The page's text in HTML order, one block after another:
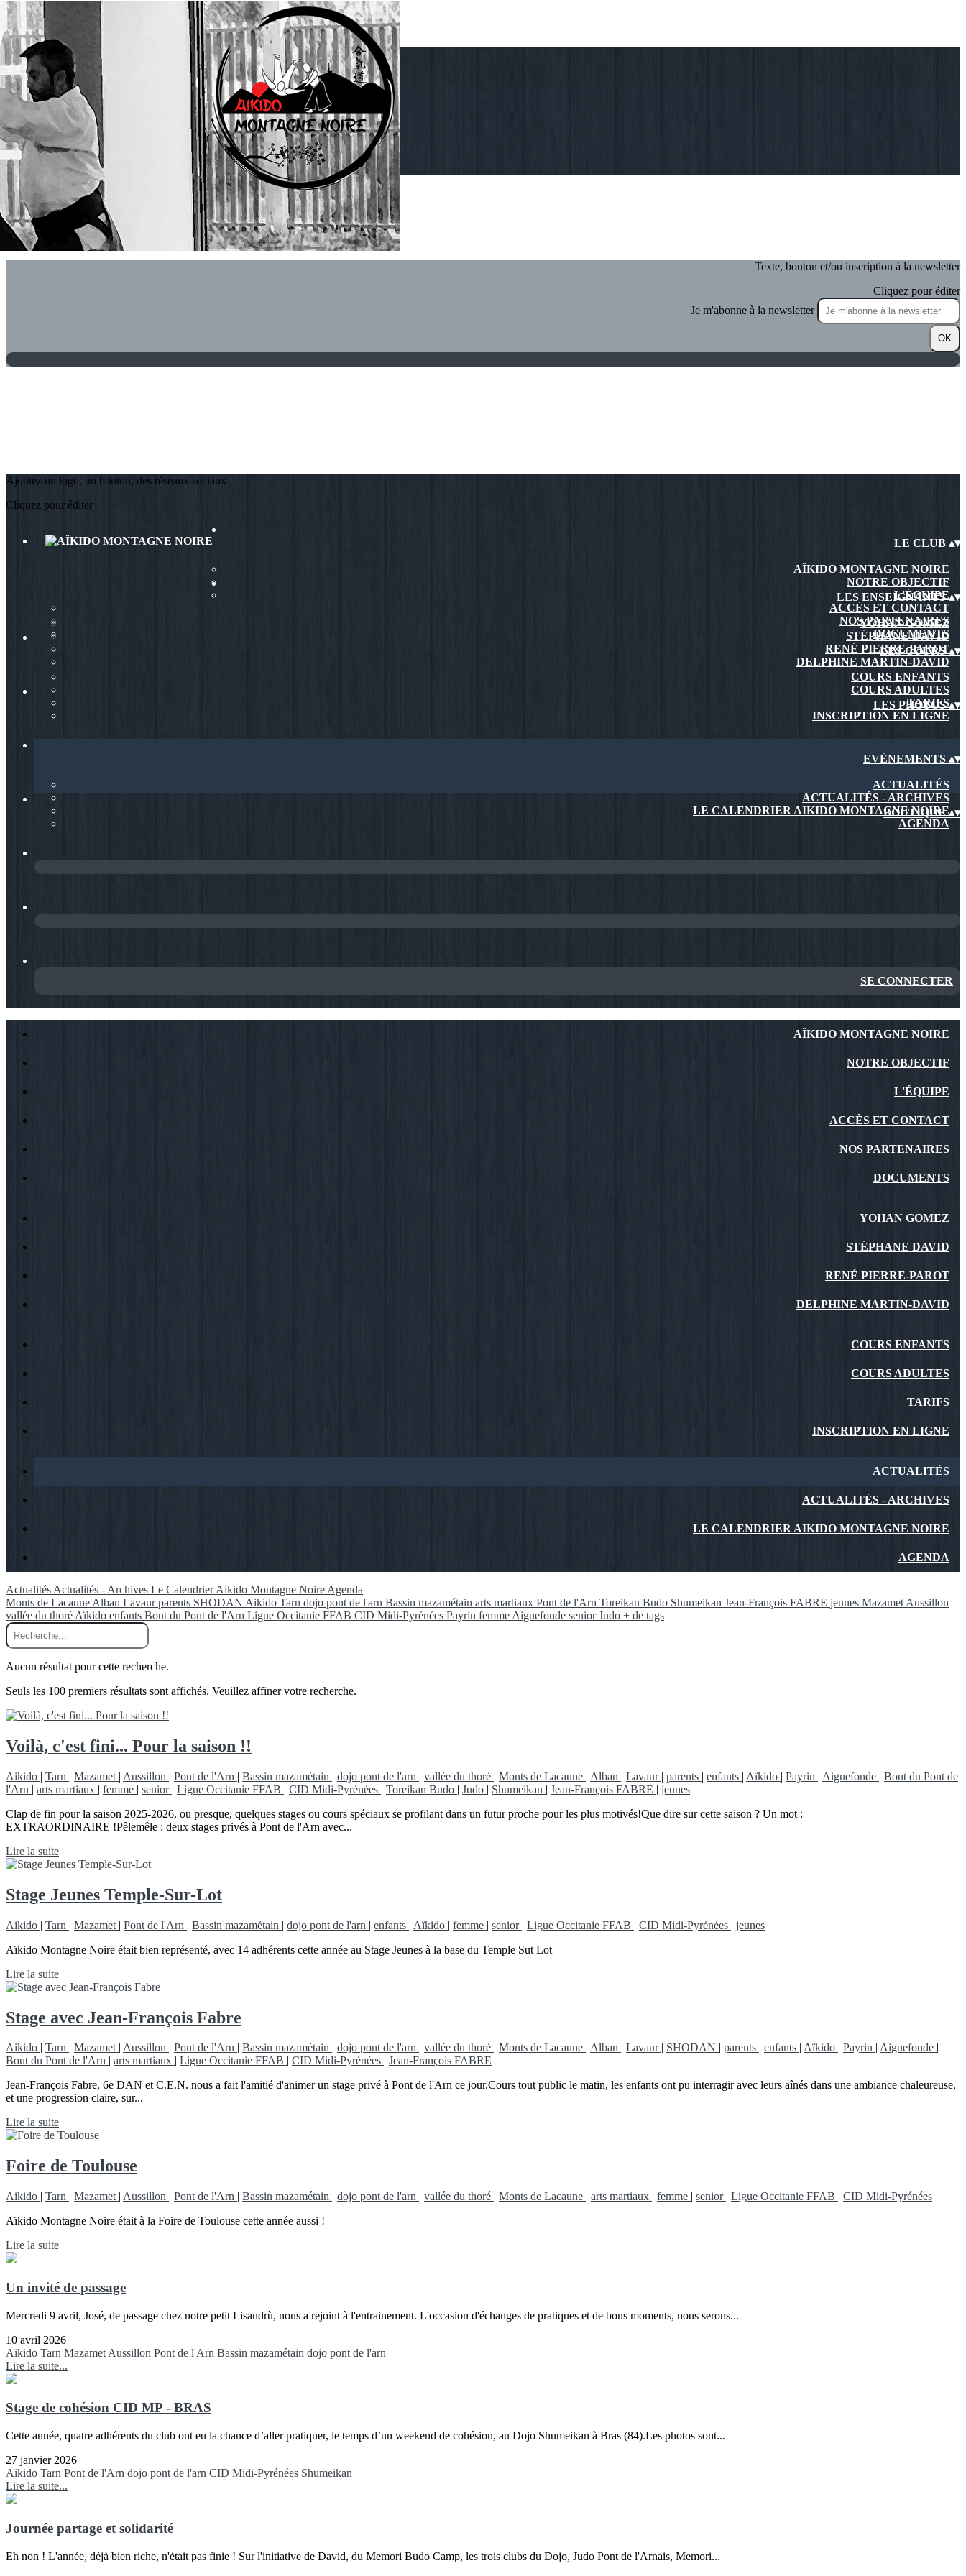
Exporter les lignes sélectionnées
Exporter toutes les colonnes
Exporter uniquement les colonnes affichées
Menu
<
Actualités
Actualités - Archives
Le Calendrier Aikido Montagne Noire
Agenda
?>
Images de la page d'accueil
Cliquez pour éditer
Texte, bouton et/ou inscription à la newsletter
Cliquez pour éditer
Je m'abonne à la newsletter
OK
Ajoutez un logo, un bouton, des réseaux sociaux
Cliquez pour éditer
LE CLUB ▴▾
AÏKIDO MONTAGNE NOIRE
NOTRE OBJECTIF
L'ÉQUIPE
ACCÈS ET CONTACT
NOS PARTENAIRES
DOCUMENTS
LES ENSEIGNANTS▴▾
YOHAN GOMEZ
STÉPHANE DAVID
RENÉ PIERRE-PAROT
DELPHINE MARTIN-DAVID
LES COURS▴▾
COURS ENFANTS
COURS ADULTES
TARIFS
INSCRIPTION EN LIGNE
LES PHOTOS▴▾
EVÈNEMENTS ▴▾
ACTUALITÉS
ACTUALITÉS - ARCHIVES
LE CALENDRIER AIKIDO MONTAGNE NOIRE
AGENDA
BOUTIQUE▴▾
SE CONNECTER
AÏKIDO MONTAGNE NOIRE
NOTRE OBJECTIF
L'ÉQUIPE
ACCÈS ET CONTACT
NOS PARTENAIRES
DOCUMENTS
YOHAN GOMEZ
STÉPHANE DAVID
RENÉ PIERRE-PAROT
DELPHINE MARTIN-DAVID
COURS ENFANTS
COURS ADULTES
TARIFS
INSCRIPTION EN LIGNE
ACTUALITÉS
ACTUALITÉS - ARCHIVES
LE CALENDRIER AIKIDO MONTAGNE NOIRE
AGENDA
Actualités Actualités - Archives Le Calendrier Aikido Montagne Noire Agenda
Monts de Lacaune Alban Lavaurparents SHODAN Aikido Tarn dojo pont de l'arn Bassin mazamétain arts martiaux Pont de l'Arn Toreikan Budo Shumeikan Jean-François FABRE jeunes Mazamet Aussillon
vallée du thoré Aïkido enfants Bout du Pont de l'Arn Ligue Occitanie FFAB CID Midi-Pyrénées Payrin femme Aiguefonde seniorJudo + de tags
Aucun résultat pour cette recherche.
Seuls les 100 premiers résultats sont affichés. Veuillez affiner votre recherche.
Voilà, c'est fini... Pour la saison !!
Aikido | Tarn | Mazamet | Aussillon | Pont de l'Arn | Bassin mazamétain | dojo pont de l'arn | vallée du thoré | Monts de Lacaune | Alban | Lavaur | parents | enfants | Aïkido | Payrin | Aiguefonde | Bout du Pont de
l'Arn | arts martiaux | femme | senior | Ligue Occitanie FFAB | CID Midi-Pyrénées | Toreikan Budo | Judo | Shumeikan | Jean-François FABRE | jeunes
Clap de fin pour la saison 2025-2026, ou presque, quelques stages ou cours spéciaux se profilant dans un futur proche pour les plus motivés!Que dire sur cette saison ? Un mot :
EXTRAORDINAIRE !Pêlemêle : deux stages privés à Pont de l'Arn avec...
Lire la suite
Stage Jeunes Temple-Sur-Lot
Aikido | Tarn | Mazamet | Pont de l'Arn | Bassin mazamétain | dojo pont de l'arn | enfants | Aïkido | femme | senior | Ligue Occitanie FFAB | CID Midi-Pyrénées | jeunes
Aïkido Montagne Noire était bien représenté, avec 14 adhérents cette année au Stage Jeunes à la base du Temple Sut Lot
Lire la suite
Stage avec Jean-François Fabre
Aikido | Tarn | Mazamet | Aussillon | Pont de l'Arn | Bassin mazamétain | dojo pont de l'arn | vallée du thoré | Monts de Lacaune | Alban | Lavaur | SHODAN | parents | enfants | Aïkido | Payrin | Aiguefonde |
Bout du Pont de l'Arn | arts martiaux | Ligue Occitanie FFAB | CID Midi-Pyrénées | Jean-François FABRE
Jean-François Fabre, 6e DAN et C.E.N. nous a fait l'amitié d'animer un stage privé à Pont de l'Arn ce jour.Cours tout public le matin, les enfants ont pu interragir avec leurs aînés dans une ambiance chaleureuse,
et une progression claire, sur...
Lire la suite
Foire de Toulouse
Aikido | Tarn | Mazamet | Aussillon | Pont de l'Arn | Bassin mazamétain | dojo pont de l'arn | vallée du thoré | Monts de Lacaune | arts martiaux | femme | senior | Ligue Occitanie FFAB | CID Midi-Pyrénées
Aïkido Montagne Noire était à la Foire de Toulouse cette année aussi !
Lire la suite
Un invité de passage
Mercredi 9 avril, José, de passage chez notre petit Lisandrù, nous a rejoint à l'entrainement. L'occasion d'échanges de pratiques et de bons moments, nous serons...
10 avril 2026
Aikido Tarn Mazamet Aussillon Pont de l'Arn Bassin mazamétain dojo pont de l'arn
Lire la suite...
Stage de cohésion CID MP - BRAS
Cette année, quatre adhérents du club ont eu la chance d’aller pratiquer, le temps d’un weekend de cohésion, au Dojo Shumeikan à Bras (84).Les photos sont...
27 janvier 2026
Aikido Tarn Pont de l'Arn dojo pont de l'arn CID Midi-Pyrénées Shumeikan
Lire la suite...
Journée partage et solidarité
Eh non ! L'année, déjà bien riche, n'était pas finie ! Sur l'initiative de David, du Memori Budo Camp, les trois clubs du Dojo, Judo Pont de l'Arnais, Memori...